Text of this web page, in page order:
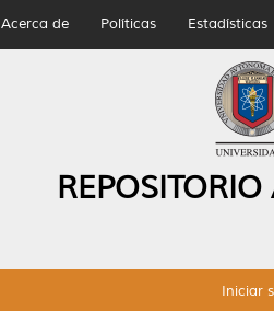
Acerca de Políticas Estadísticas
Iniciar